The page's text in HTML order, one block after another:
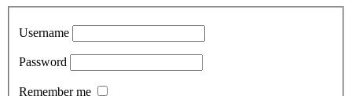
Username
Password
Remember me